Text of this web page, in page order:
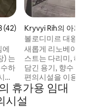
점(5점 만점), 후기 42
(42)
에
) 는
하
설
지털
는
Kryvyi Rih의 아파
볼로디미르 대왕
새롭게 리노베이
스트는 다리미, 헤
담긴 용기, 향수 및
편의시설을 이용
의에 따라 새롭게
파트를 이전합니
정수 용기, 향수 및
휴가용 임대
시설